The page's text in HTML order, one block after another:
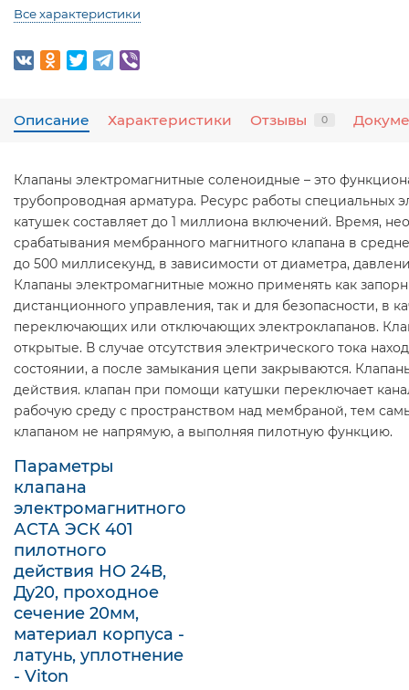
Все характеристики
Описание Характеристики Отзывы 0
Клапаны электромагнитные соленоидные – это
трубопроводная арматура. Ресурс работы специальных
катушек составляет до 1 миллиона включений. Время,
срабатывания мембранного магнитного клапана в
до 500 миллисекунд, в зависимости от диаметра,
Клапаны электромагнитные можно применять как
дистанционного управления, так и для безопасности, в
переключающих или отключающих электроклапанов.
открытые. В случае отсутствия электрического тока
состоянии, а после замыкания цепи закрываются.
действия. клапан при помощи катушки переключает
рабочую среду с пространством над мембраной, тем
клапаном не напрямую, а выполняя пилотную функцию.
Параметры
клапана
электромагнитного
АСТА ЭСК 401
пилотного
действия НО 24В,
Ду20, проходное
сечение 20мм,
материал корпуса -
латунь, уплотнение
- Viton